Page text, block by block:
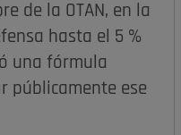
de la OTAN, en la
hasta el 5 %
una fórmula
públicamente ese